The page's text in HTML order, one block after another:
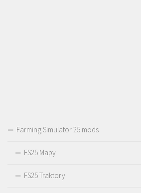
Farming Simulator 25 mods
FS25 Mapy
FS25 Traktory